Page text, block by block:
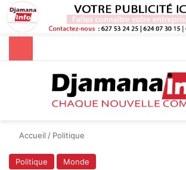
Rechercher
Accueil / Politique
Politique Monde